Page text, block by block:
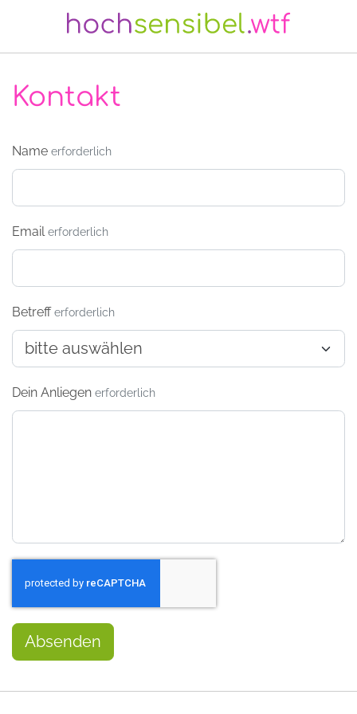
Kontakt
Name erforderlich
Email erforderlich
Betreff erforderlich
Dein Anliegen erforderlich
Absenden